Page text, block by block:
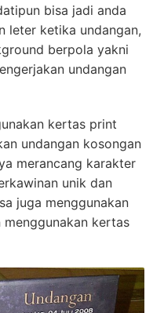
bisa jadi anda
leter ketika undangan,
berpola yakni
undangan
kertas print
undangan kosongan
merancang karakter
unik dan
juga menggunakan
kertas